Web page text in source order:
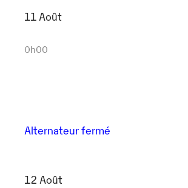
11 Août
0h00
Alternateur fermé
12 Août